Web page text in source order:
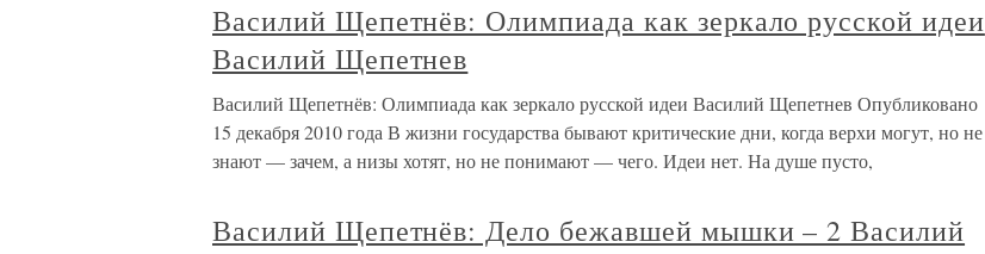
Василий Щепетнёв: Олимпиада как зеркало русской идеи
Василий Щепетнев
Василий Щепетнёв: Олимпиада как зеркало русской идеи Василий Щепетнев Опубликовано
15 декабря 2010 года В жизни государства бывают критические дни, когда верхи могут, но не
знают — зачем, а низы хотят, но не понимают — чего. Идеи нет. На душе пусто,
Василий Щепетнёв: Дело бежавшей мышки – 2 Василий